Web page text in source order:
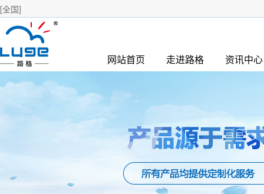
[全国]
网站首页 走进路格 资讯中心